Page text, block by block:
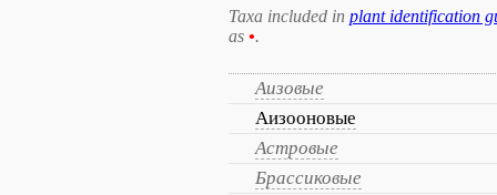
Taxa included in plant identification
as •.
Аизовые
Аизооновые
Астровые
Брассиковые